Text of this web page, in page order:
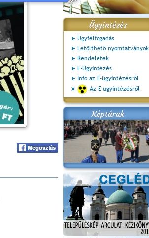
Ügyintézés
Ügyfélfogadás
Letölthető nyomtatványok
Rendeletek
E-Ügyintézés
Info az E-ügyintézésről
Az E-ügyintézésről
Képtárak